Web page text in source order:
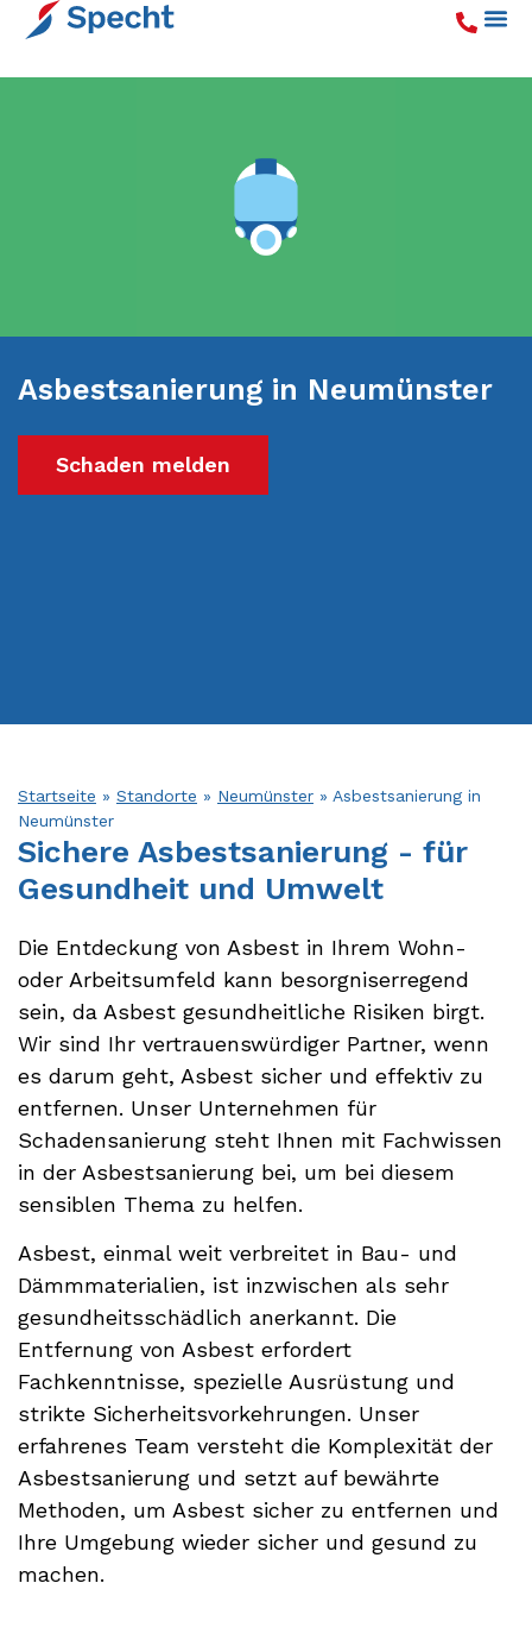
Asbestsanierung in Neumünster
Schaden melden
Startseite » Standorte » Neumünster » Asbestsanierung in
Neumünster
Sichere Asbest­sanierung - für
Gesundheit und Umwelt
Die Entdeckung von Asbest in Ihrem Wohn-
oder Arbeitsumfeld kann besorgniserregend
sein, da Asbest gesundheitliche Risiken birgt.
Wir sind Ihr vertrauenswürdiger Partner, wenn
es darum geht, Asbest sicher und effektiv zu
entfernen. Unser Unternehmen für
Schadensanierung steht Ihnen mit Fachwissen
in der Asbestsanierung bei, um bei diesem
sensiblen Thema zu helfen.
Asbest, einmal weit verbreitet in Bau- und
Dämmmaterialien, ist inzwischen als sehr
gesundheitsschädlich anerkannt. Die
Entfernung von Asbest erfordert
Fachkenntnisse, spezielle Ausrüstung und
strikte Sicherheitsvorkehrungen. Unser
erfahrenes Team versteht die Komplexität der
Asbestsanierung und setzt auf bewährte
Methoden, um Asbest sicher zu entfernen und
Ihre Umgebung wieder sicher und gesund zu
machen.